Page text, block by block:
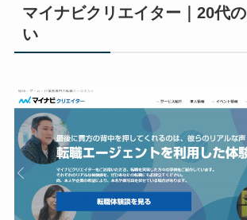
マイナビクリエイター｜20代
い